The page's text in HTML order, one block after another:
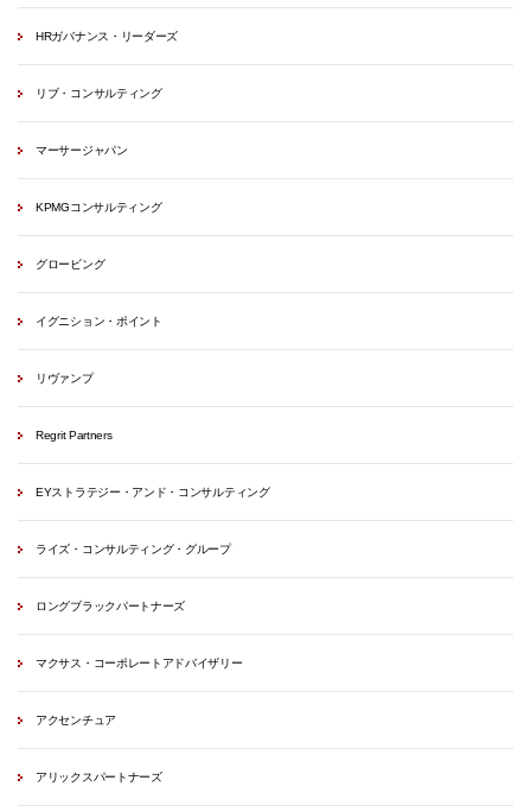
HRガバナンス・リーダーズ
リブ・コンサルティング
マーサージャパン
KPMGコンサルティング
グロービング
イグニション・ポイント
リヴァンプ
Regrit Partners
EYストラテジー・アンド・コンサルティング
ライズ・コンサルティング・グループ
ロングブラックパートナーズ
マクサス・コーポレートアドバイザリー
アクセンチュア
アリックスパートナーズ